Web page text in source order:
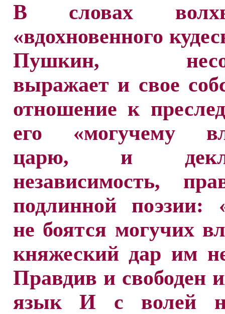
В словах
«вдохновенного
Пушкин,
выражает и свое
отношение к
его «могучему
царю, и
независимость,
подлинной поэзии:
не боятся могучих
княжеский дар им
Правдив и свободен
язык И с волей